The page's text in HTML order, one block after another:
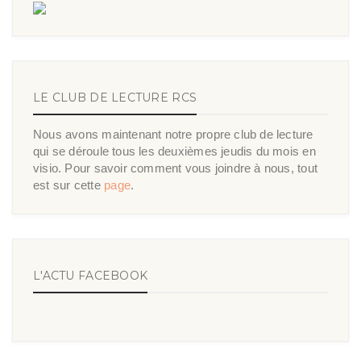
LE CLUB DE LECTURE RCS
Nous avons maintenant notre propre club de lecture
qui se déroule tous les deuxièmes jeudis du mois en
visio. Pour savoir comment vous joindre à nous, tout
est sur cette page.
L'ACTU FACEBOOK